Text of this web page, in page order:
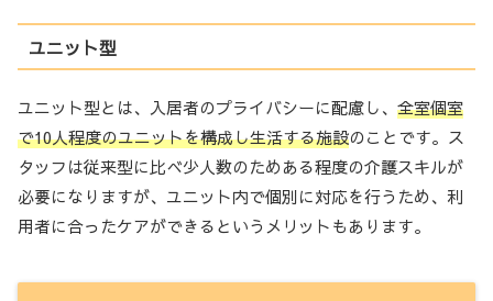
ユニット型
ユニット型とは、入居者のプライバシーに配慮し、 全室個室
で10人程度のユニットを構成し生活する施設のことです。ス
タッフは従来型に比べ少人数のためある程度の介護スキルが
必要になりますが、ユニット内で個別に対応を行うため、利
用者に合ったケアができるというメリットもあります。